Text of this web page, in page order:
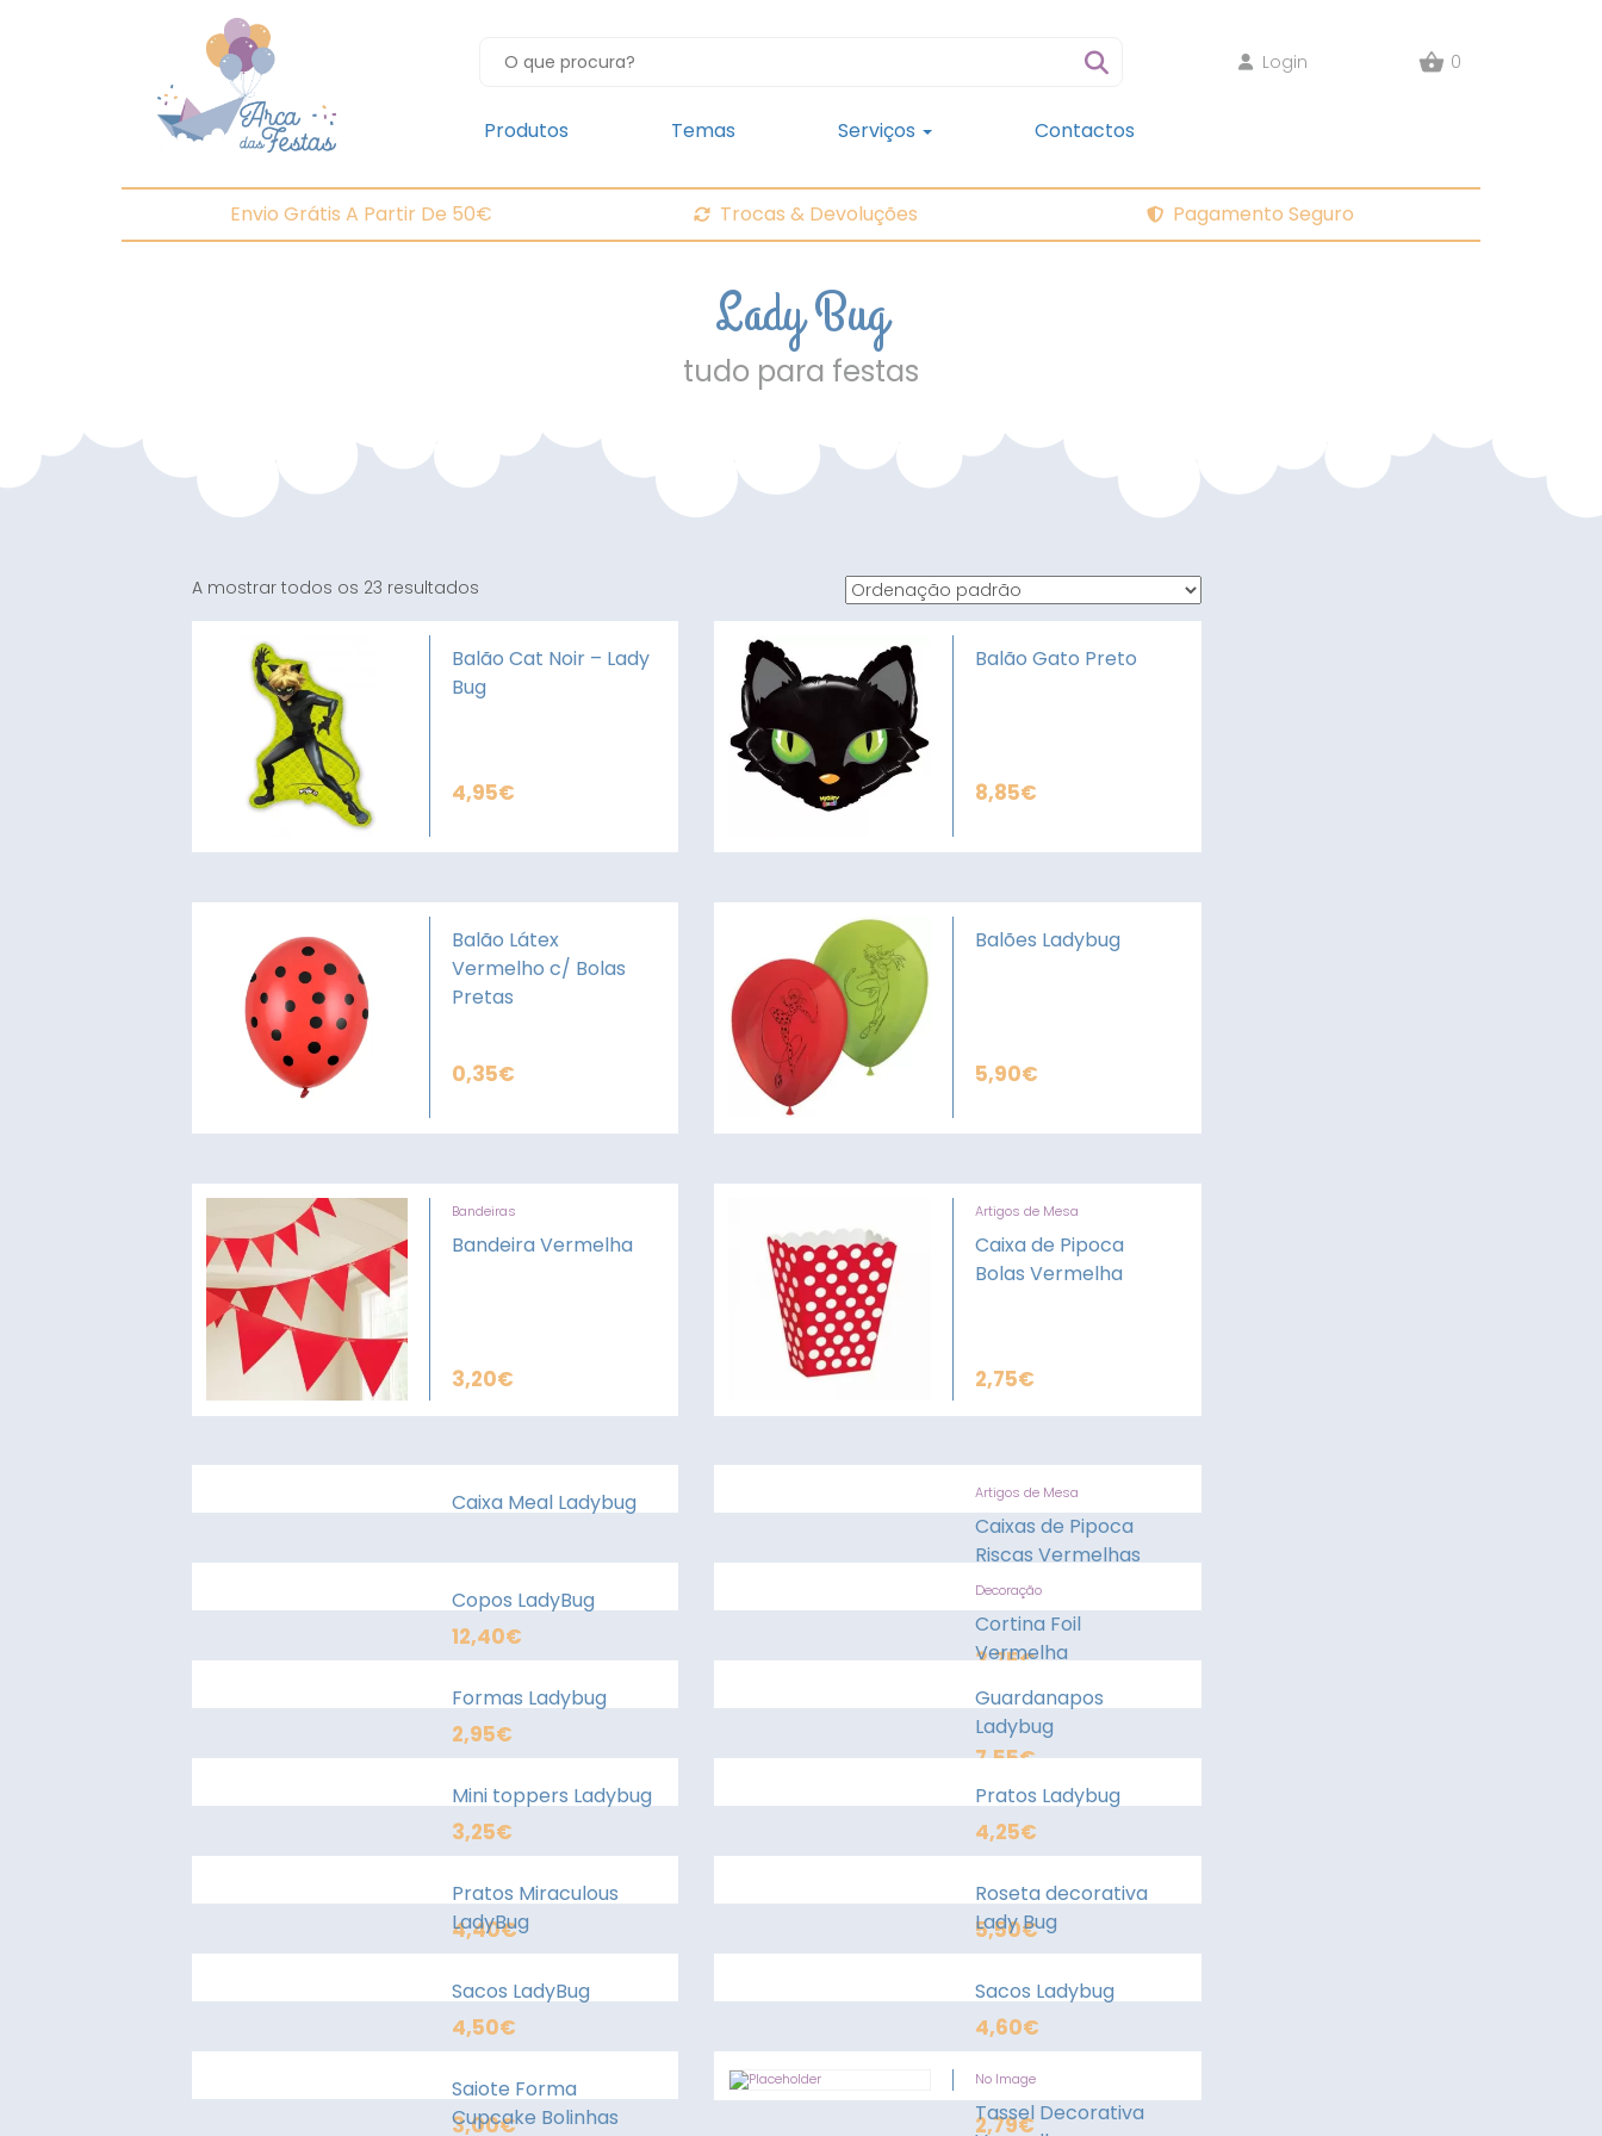
Login 0
Produtos Temas Serviços Contactos
Envio Grátis A Partir De 50€ Trocas & Devoluções Pagamento Seguro
Lady Bug
tudo para festas
A mostrar todos os 23 resultados
Balão Cat Noir – Lady
Bug
4,95€
Balão Gato Preto
8,85€
Balão Látex
Vermelho c/ Bolas
Pretas
0,35€
Balões Ladybug
5,90€
Bandeiras
Bandeira Vermelha
3,20€
Artigos de Mesa
Caixa de Pipoca
Bolas Vermelha
2,75€
Caixa Meal Ladybug
12,40€
Artigos de Mesa
Caixas de Pipoca
Riscas Vermelhas
3,75€
Copos LadyBug
2,95€
Decoração
Cortina Foil
Vermelha
7,55€
Formas Ladybug
3,25€
Guardanapos
Ladybug
4,25€
Mini toppers Ladybug
4,40€
Pratos Ladybug
5,50€
Pratos Miraculous
LadyBug
4,50€
Roseta decorativa
Lady Bug
4,60€
Sacos LadyBug
3,00€
Sacos Ladybug
2,79€
Saiote Forma
Cupcake Bolinhas
No Image
Tassel Decorativa